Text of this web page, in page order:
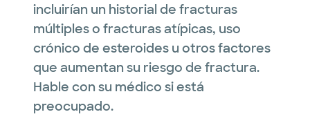
incluirían un historial de fracturas
múltiples o fracturas atípicas, uso
crónico de esteroides u otros factores
que aumentan su riesgo de fractura.
Hable con su médico si está
preocupado.